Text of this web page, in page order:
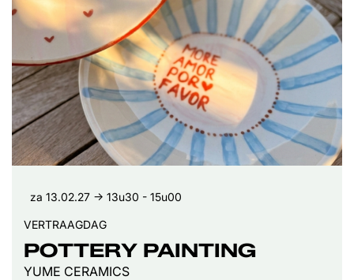
POTTERY PAINTING
YUME CERAMICS
VERTRAAGDAG
za 13.02.27 → 13u30 - 15u00